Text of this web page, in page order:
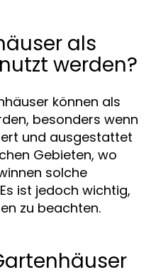
als
werden?
können als
besonders wenn
und ausgestattet
Gebieten, wo
solche
ist jedoch wichtig,
zu beachten.